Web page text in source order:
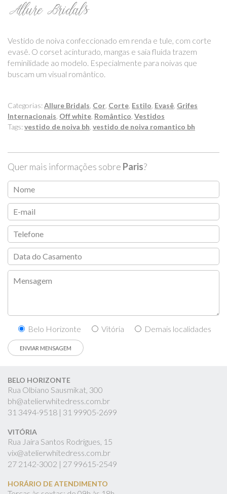
Allure Bridals
Vestido de noiva confeccionado em renda e tule, com corte
evasê. O corset acinturado, mangas e saia fluida trazem
feminilidade ao modelo. Especialmente para noivas que
buscam um visual romântico.
Categorias:Allure Bridals Cor Corte Estilo Evasê Grifes
Internacionais Off white Romântico Vestidos
Tags:vestido de noiva bh vestido de noiva romantico bh
Quer mais informações sobre Paris?
Belo Horizonte Vitória Demais localidades
BELO HORIZONTE
Rua Olbiano Sausmikat, 300
bh@atelierwhitedress.com.br
31 3494-9518 | 31 99905-2699
VITÓRIA
Rua Jaíra Santos Rodrigues, 15
vix@atelierwhitedress.com.br
27 2142-3002 | 27 99615-2549
HORÁRIO DE ATENDIMENTO